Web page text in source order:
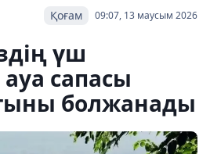
09:07, 13 маусым 2026
Қоғам
үш
сапасы
болжанады